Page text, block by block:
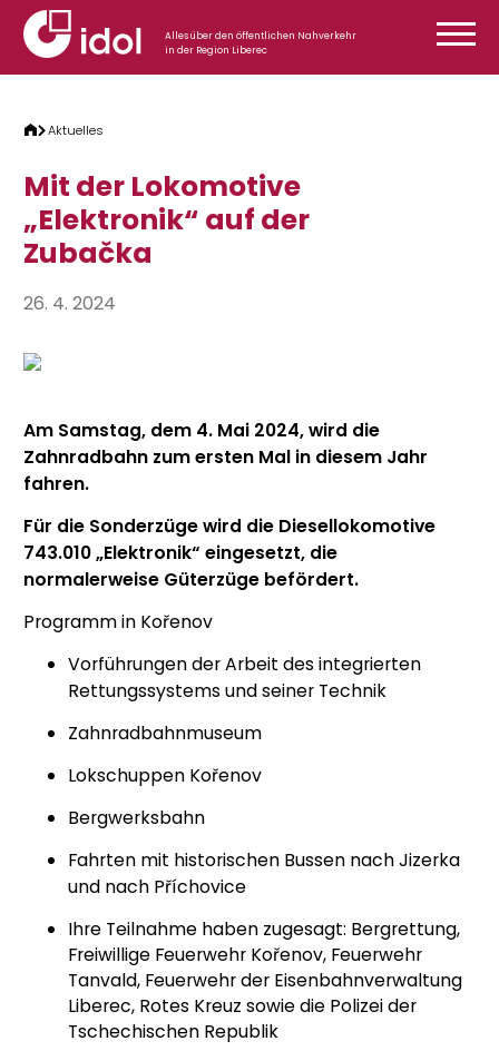
Zum Inhalt springen
Alles über den öffentlichen Nahverkehr
in der Region Liberec
Aktuelles
Mit der Lokomotive
„Elektronik“ auf der
Zubačka
26. 4. 2024
Am Samstag, dem 4. Mai 2024, wird die
Zahnradbahn zum ersten Mal in diesem Jahr
fahren.
Für die Sonderzüge wird die Diesellokomotive
743.010 „Elektronik“ eingesetzt, die
normalerweise Güterzüge befördert.
Programm in Kořenov
Vorführungen der Arbeit des integrierten
Rettungssystems und seiner Technik
Zahnradbahnmuseum
Lokschuppen Kořenov
Bergwerksbahn
Fahrten mit historischen Bussen nach Jizerka
und nach Příchovice
Ihre Teilnahme haben zugesagt: Bergrettung,
Freiwillige Feuerwehr Kořenov, Feuerwehr
Tanvald, Feuerwehr der Eisenbahnverwaltung
Liberec, Rotes Kreuz sowie die Polizei der
Tschechischen Republik